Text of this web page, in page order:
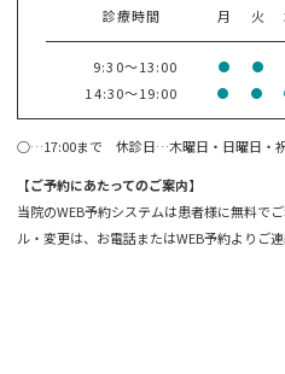
診療時間 月 火
9:30～13:00 ● ●
14:30～19:00 ● ●
○…17:00まで 休診日…木曜日・日曜日・
【ご予約にあたってのご案内】
当院のWEB予約システムは患者様に無料で
ル・変更は、お電話またはWEB予約よりご連